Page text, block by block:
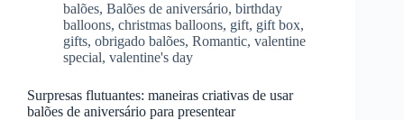
balões, Balões de aniversário, birthday
balloons, christmas balloons, gift, gift box,
gifts, obrigado balões, Romantic, valentine
special, valentine's day
Surpresas flutuantes: maneiras criativas de usar
balões de aniversário para presentear